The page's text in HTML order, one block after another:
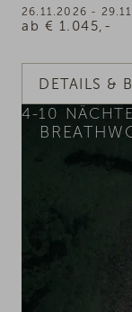
ab € 1.045,-
26.11.2026 -
DETAILS &
4-10 NÄCHTE